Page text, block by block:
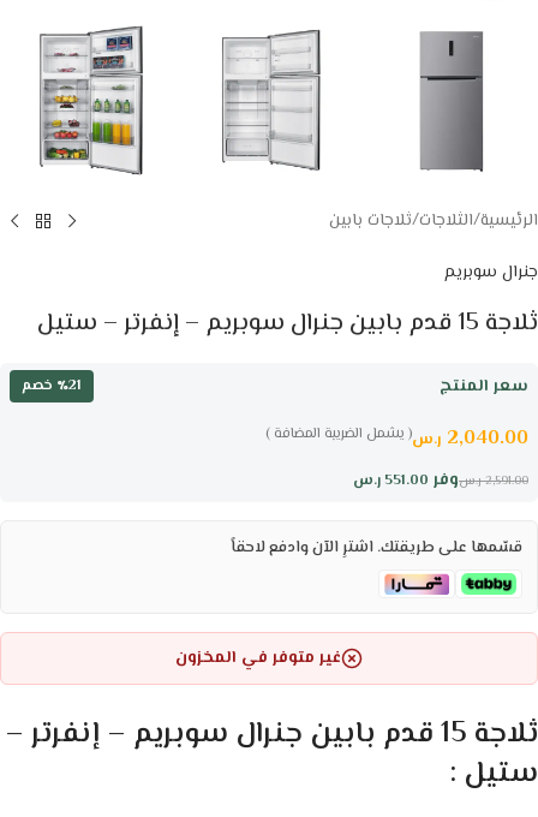
الرئيسية/الثلاجات/ثلاجات بابين
جنرال سوبريم
ثلاجة 15 قدم بابين جنرال سوبريم – إنفرتر – ستيل
سعر المنتج ٪21 خصم
( يشمل الضريبة المضافة ) 2,040.00 ر.س
وفر 551.00 ر.س 2,591.00 ر.س
قسّمها على طريقتك. اشترِ الآن وادفع لاحقاً
غير متوفر في المخزون
ثلاجة 15 قدم بابين جنرال سوبريم – إنفرتر –
ستيل :